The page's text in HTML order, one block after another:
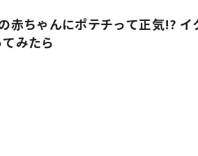
赤ちゃんにポテチって正気!? イ
みたら